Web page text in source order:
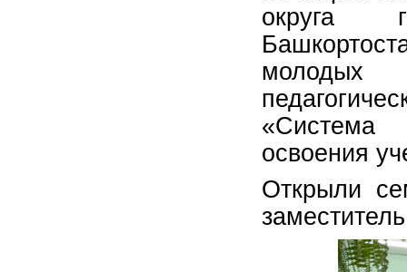
округа
молодых
«Система
освоения
Открыли